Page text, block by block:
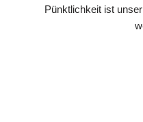
Pünktlichkeit ist